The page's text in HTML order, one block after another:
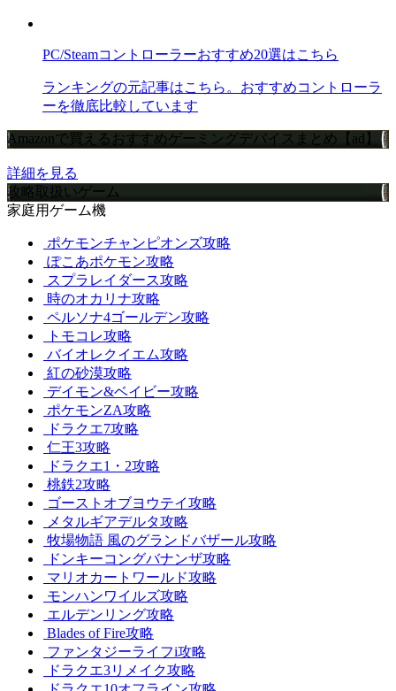
PC/Steamコントローラーおすすめ20選はこちら
ランキングの元記事はこちら。おすすめコントローラ
ーを徹底比較しています
Amazonで買えるおすすめゲーミングデバイスまとめ【ad】
詳細を見る
攻略取扱いゲーム
家庭用ゲーム機
ポケモンチャンピオンズ攻略
ぽこあポケモン攻略
スプラレイダース攻略
時のオカリナ攻略
ペルソナ4ゴールデン攻略
トモコレ攻略
バイオレクイエム攻略
紅の砂漠攻略
デイモン&ベイビー攻略
ポケモンZA攻略
ドラクエ7攻略
仁王3攻略
ドラクエ1・2攻略
桃鉄2攻略
ゴーストオブヨウテイ攻略
メタルギアデルタ攻略
牧場物語 風のグランドバザール攻略
ドンキーコングバナンザ攻略
マリオカートワールド攻略
モンハンワイルズ攻略
エルデンリング攻略
Blades of Fire攻略
ファンタジーライフi攻略
ドラクエ3リメイク攻略